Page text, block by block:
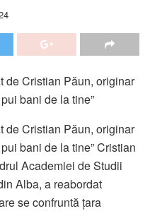
de Cristian Păun, originar
bani de la tine”
de Cristian Păun, originar
bani de la tine” Cristian
Academiei de Studii
Alba, a reabordat
se confruntă țara